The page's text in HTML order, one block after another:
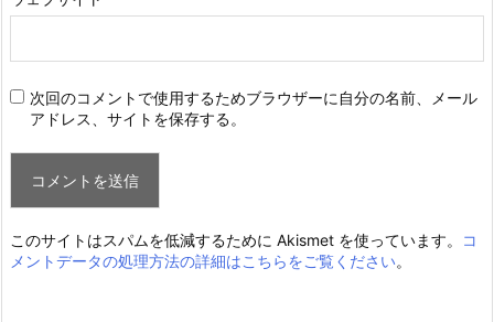
次回のコメントで使用するためブラウザーに自分の名前、メール
アドレス、サイトを保存する。
このサイトはスパムを低減するために Akismet を使っています。
コ
メントデータの処理方法の詳細はこちらをご覧ください。